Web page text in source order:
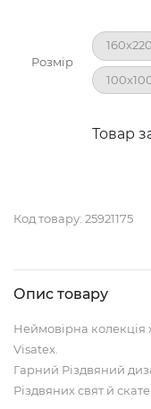
Розмір
160х220
Товар
Код товару: 25921175
Опис товару
Неймовірна колекція
Visatex.
Гарний Різдвяний
Різдвяних свят й